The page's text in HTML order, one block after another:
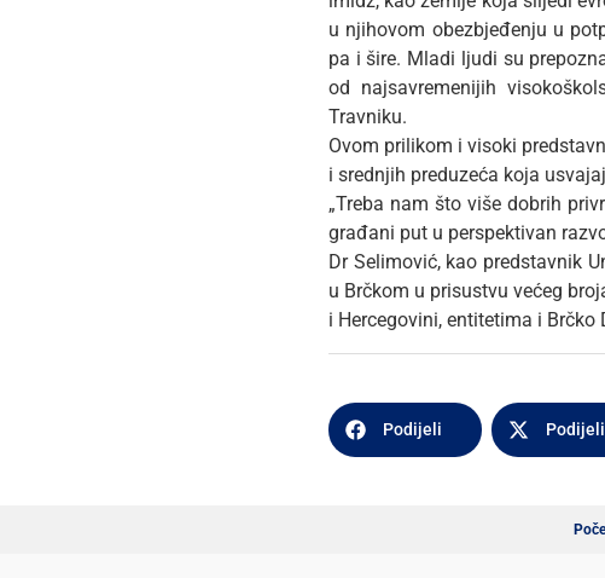
u njihovom obezbjeđenju u
pa i šire. Mladi ljudi su
od najsavremenijih
Travniku.
Ovom prilikom i visoki
i srednjih preduzeća koja
„Treba nam što više dobrih
građani put u perspektivan
Dr Selimović, kao predstavnik
u Brčkom u prisustvu većeg
i Hercegovini, entitetima i
Podijeli Podijeli